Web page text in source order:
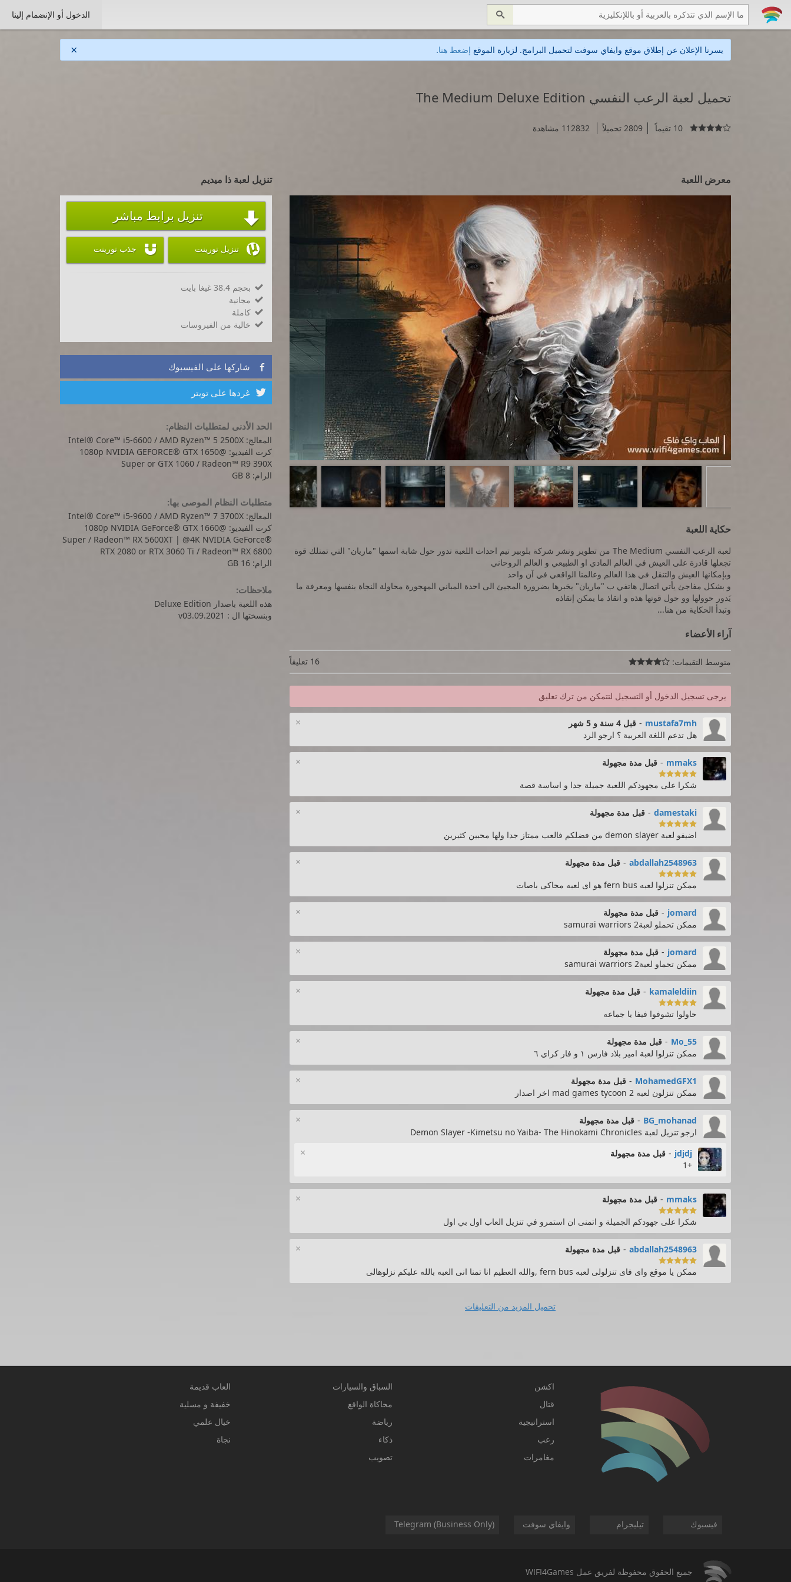
 الدخول أو الإنضمام إلينا
يسرنا الإعلان عن إطلاق موقع وايفاي سوفت لتحميل البرامج. لزيارة الموقع إضعط هنا.
×
تحميل لعبة الرعب النفسي The Medium Deluxe Edition
 10 تقيماً 2809 تحميلاً 112832 مشاهدة
معرض اللعبة
حكاية اللعبة
لعبة الرعب النفسي The Medium من تطوير ونشر شركة بلوبير تيم احداث اللعبة تدور حول شابة اسمها "ماريان" التي تمتلك قوة
تجعلها قادرة على العيش في العالم المادي او الطبيعي و العالم الروحاني
وبإمكانها العيش والتنقل في هذا العالم وعالمنا الواقعي في آن واحد
و بشكل مفاجئ يأتي اتصال هاتفي ب "ماريان" يخبرها بضرورة المجيئ الى احدة المباني المهجورة محاولة النجاة بنفسها ومعرفة ما
يَدور حوولها وو حول قوتها هذه و انقاذ ما يمكن إنقاذه
وتبدأ الحكاية من هنا...
آراء الأعضاء
متوسط التقيمات:  16 تعليقاً
يرجى تسجيل الدخول أو التسجيل لتتمكن من ترك تعليق
× mustafa7mh
- قبل 4 سنة و 5 شهر
هل تدعم اللغة العربية ؟ ارجو الرد
× mmaks
- قبل مدة مجهولة

شكرا على مجهودكم اللعبة جميلة جدا و اساسة قصة
× damestaki
- قبل مدة مجهولة

اضيفو لعبة demon slayer من فضلكم فالعب ممتاز جدا ولها محبين كثيرين
× abdallah2548963
- قبل مدة مجهولة

ممكن تنزلوا لعبه fern bus هو اى لعبه محاكى باصات
× jomard
- قبل مدة مجهولة
ممكن تحملو لعبةsamurai warriors 2
× jomard
- قبل مدة مجهولة
ممكن تحماو لعبةsamurai warriors 2
× kamaleldiin
- قبل مدة مجهولة

حاولوا تشوفوا فيفا يا جماعه
× Mo_55
- قبل مدة مجهولة
ممكن تنزلوا لعبة امير بلاد فارس ١ و فار كراي ٦
× MohamedGFX1
- قبل مدة مجهولة
ممكن تنزلون لعبه mad games tycoon 2 اخر اصدار
× BG_mohanad
- قبل مدة مجهولة
ارجو تنزيل لعبة Demon Slayer -Kimetsu no Yaiba- The Hinokami Chronicles
× jdjdj
- قبل مدة مجهولة
+1
× mmaks
- قبل مدة مجهولة

شكرا على جهودكم الجميلة و اتمنى ان استمرو في تنزيل العاب اول بي اول
× abdallah2548963
- قبل مدة مجهولة

ممكن يا موقع واى فاى تنزلولى لعبه fern bus ,والله العظيم انا تمنا انى العبه بالله عليكم نزلوهالى
تحميل المزيد من التعليقات
تنزيل لعبة ذا ميديم
 تنزيل برابط مباشر
 تنزيل تورينت  جذب تورينت
 بحجم 38.4 غيغا بايت
 مجانية
 كاملة
 خالية من الفيروسات
 شاركها على الفيسبوك
 غردها على تويتر
الحد الأدنى لمتطلبات النظام:
المعالج: Intel® Core™ i5-6600 / AMD Ryzen™ 5 2500X
كرت الفيديو: @1080p NVIDIA GEFORCE® GTX 1650
Super or GTX 1060 / Radeon™ R9 390X
الرام: 8 GB
متطلبات النظام الموصى بها:
المعالج: Intel® Core™ i5-9600 / AMD Ryzen™ 7 3700X
كرت الفيديو: @1080p NVIDIA GeForce® GTX 1660
Super / Radeon™ RX 5600XT | @4K NVIDIA GeForce®
RTX 2080 or RTX 3060 Ti / Radeon™ RX 6800
الرام: 16 GB
ملاحظات:
هذه اللعبة باصدار Deluxe Edition
وبنسختها ال : v03.09.2021
اكشن
قتال
استراتيجية
رعب
مغامرات
السباق والسيارات
محاكاة الواقع
رياضة
ذكاء
تصويب
العاب قديمة
خفيفة و مسلية
خيال علمي
نجاة
فيسبوك تيليجرام وايفاي سوفت Telegram (Business Only)
جميع الحقوق محفوظة لفريق عمل WIFI4Games